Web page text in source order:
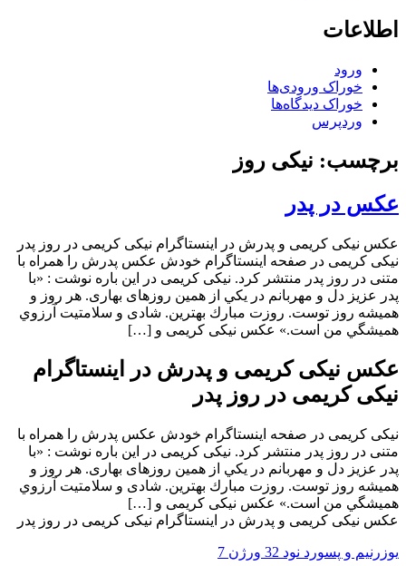
اطلاعات
ورود
خوراک ورودی‌ها
خوراک دیدگاه‌ها
وردپرس
برچسب: نیکی روز
عکس در پدر
عکس نیکی کریمی و پدرش در اینستاگرام نیکی کریمی در روز پدر
نیکی کریمی در صفحه اینستاگرام خودش عکس پدرش را همراه با
متنی در روز پدر منتشر کرد. نیکی کریمی در این باره نوشت : «با
پدر عزيز دل و مهربانم در يكي از همين روزهای بهاری. هر روز و
هميشه روز توست. روزت مبارك بهترين. شادی و سلامتيت آرزوي
هميشگي من است.» عکس نیکی کریمی و […]
عکس نیکی کریمی و پدرش در اینستاگرام
نیکی کریمی در روز پدر
نیکی کریمی در صفحه اینستاگرام خودش عکس پدرش را همراه با
متنی در روز پدر منتشر کرد. نیکی کریمی در این باره نوشت : «با
پدر عزيز دل و مهربانم در يكي از همين روزهای بهاری. هر روز و
هميشه روز توست. روزت مبارك بهترين. شادی و سلامتيت آرزوي
هميشگي من است.» عکس نیکی کریمی و […]
عکس نیکی کریمی و پدرش در اینستاگرام نیکی کریمی در روز پدر
یوزرنیم و پسورد نود 32 ورژن 7